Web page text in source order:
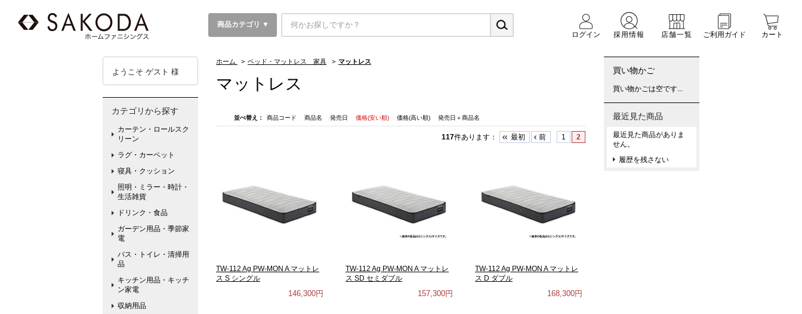
商品カテゴリ ▼
ログイン
採用情報 店舗一覧 ご利用ガイド カート
ホーム > ベッド・マットレス 家具 > マットレス
マットレス
並べ替え： 商品コード 商品名 発売日 価格(安い順) 価格(高い順) 発売日＋商品名
117件あります ： 最初 前 1 2
TW-112 Ag PW-MON A マットレ
ス S シングル
146,300円
TW-112 Ag PW-MON A マットレ
ス SD セミダブル
157,300円
TW-112 Ag PW-MON A マットレ
ス D ダブル
168,300円
ようこそ ゲスト 様
カテゴリから探す
カーテン・ロールスク
リーン
ラグ・カーペット
寝具・クッション
照明・ミラー・時計・
生活雑貨
ドリンク・食品
ガーデン用品・季節家
電
バス・トイレ・清掃用
品
キッチン用品・キッチ
ン家電
収納用品
買い物かご
買い物かごは空です...
最近見た商品
最近見た商品がありま
せん。
履歴を残さない